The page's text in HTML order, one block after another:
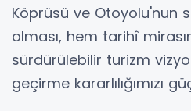
Köprüsü ve Otoyolu'nun
olması, hem tarihî
sürdürülebilir turizm
geçirme kararlılığımızı